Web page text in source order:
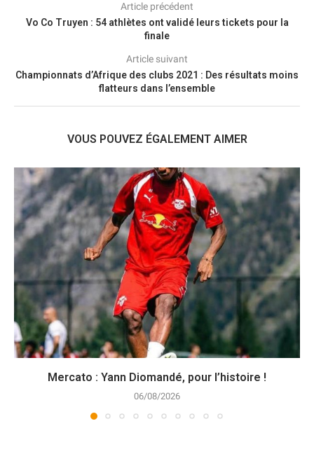
Article précédent
Vo Co Truyen : 54 athlètes ont validé leurs tickets pour la
finale
Article suivant
Championnats d’Afrique des clubs 2021 : Des résultats moins
flatteurs dans l’ensemble
VOUS POUVEZ ÉGALEMENT AIMER
Mercato : Yann Diomandé, pour l’histoire !
06/08/2026